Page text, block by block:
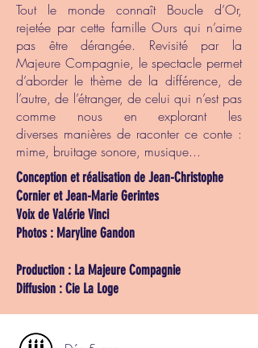
Tout le monde connaît Boucle d’Or,
rejetée par cette famille Ours qui n’aime
pas être dérangée. Revisité par la
Majeure Compagnie, le spectacle permet
d’aborder le thème de la différence, de
l’autre, de l’étranger, de celui qui n’est pas
comme nous en explorant les
diverses manières de raconter ce conte :
mime, bruitage sonore, musique...
Conception et réalisation de Jean-Christophe
Cornier et Jean-Marie Gerintes
Voix de Valérie Vinci
Photos : Maryline Gandon
Production : La Majeure Compagnie
Diffusion : Cie La Loge